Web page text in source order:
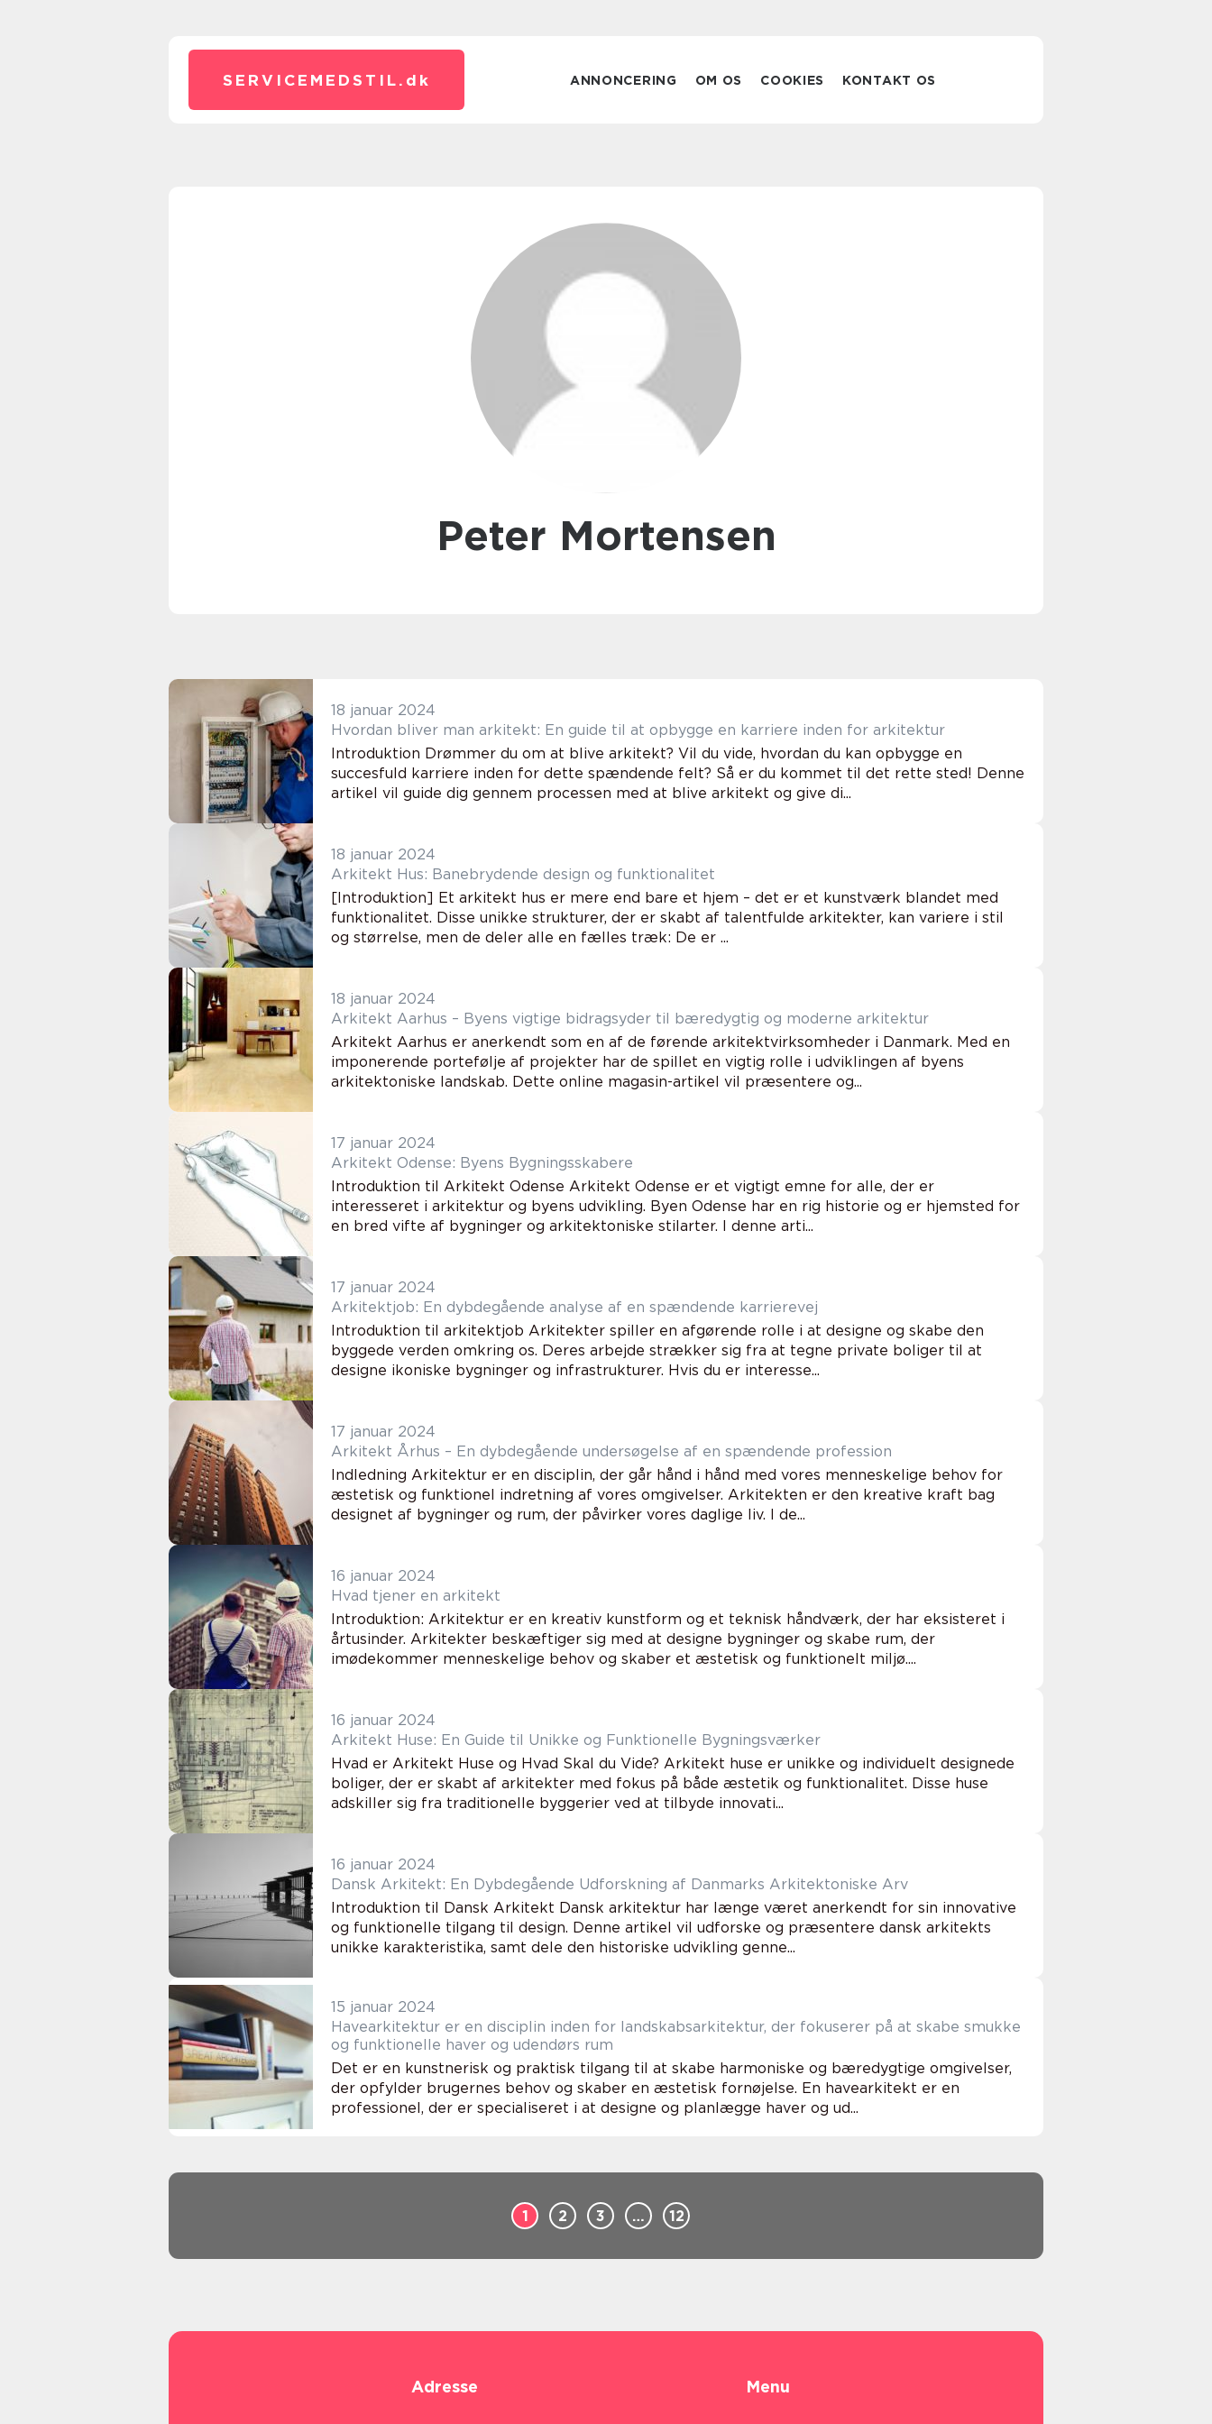
SERVICEMEDSTIL. dk ANNONCERING OM OS COOKIES KONTAKT OS
Peter Mortensen
18 januar 2024
Hvordan bliver man arkitekt: En guide til at opbygge en karriere inden for arkitektur
Introduktion Drømmer du om at blive arkitekt? Vil du vide, hvordan du kan opbygge en
succesfuld karriere inden for dette spændende felt? Så er du kommet til det rette sted! Denne
artikel vil guide dig gennem processen med at blive arkitekt og give di...
18 januar 2024
Arkitekt Hus: Banebrydende design og funktionalitet
[Introduktion] Et arkitekt hus er mere end bare et hjem – det er et kunstværk blandet med
funktionalitet. Disse unikke strukturer, der er skabt af talentfulde arkitekter, kan variere i stil
og størrelse, men de deler alle en fælles træk: De er ...
18 januar 2024
Arkitekt Aarhus – Byens vigtige bidragsyder til bæredygtig og moderne arkitektur
Arkitekt Aarhus er anerkendt som en af de førende arkitektvirksomheder i Danmark. Med en
imponerende portefølje af projekter har de spillet en vigtig rolle i udviklingen af byens
arkitektoniske landskab. Dette online magasin-artikel vil præsentere og...
17 januar 2024
Arkitekt Odense: Byens Bygningsskabere
Introduktion til Arkitekt Odense Arkitekt Odense er et vigtigt emne for alle, der er
interesseret i arkitektur og byens udvikling. Byen Odense har en rig historie og er hjemsted for
en bred vifte af bygninger og arkitektoniske stilarter. I denne arti...
17 januar 2024
Arkitektjob: En dybdegående analyse af en spændende karrierevej
Introduktion til arkitektjob Arkitekter spiller en afgørende rolle i at designe og skabe den
byggede verden omkring os. Deres arbejde strækker sig fra at tegne private boliger til at
designe ikoniske bygninger og infrastrukturer. Hvis du er interesse...
17 januar 2024
Arkitekt Århus – En dybdegående undersøgelse af en spændende profession
Indledning Arkitektur er en disciplin, der går hånd i hånd med vores menneskelige behov for
æstetisk og funktionel indretning af vores omgivelser. Arkitekten er den kreative kraft bag
designet af bygninger og rum, der påvirker vores daglige liv. I de...
16 januar 2024
Hvad tjener en arkitekt
Introduktion: Arkitektur er en kreativ kunstform og et teknisk håndværk, der har eksisteret i
årtusinder. Arkitekter beskæftiger sig med at designe bygninger og skabe rum, der
imødekommer menneskelige behov og skaber et æstetisk og funktionelt miljø....
16 januar 2024
Arkitekt Huse: En Guide til Unikke og Funktionelle Bygningsværker
Hvad er Arkitekt Huse og Hvad Skal du Vide? Arkitekt huse er unikke og individuelt designede
boliger, der er skabt af arkitekter med fokus på både æstetik og funktionalitet. Disse huse
adskiller sig fra traditionelle byggerier ved at tilbyde innovati...
16 januar 2024
Dansk Arkitekt: En Dybdegående Udforskning af Danmarks Arkitektoniske Arv
Introduktion til Dansk Arkitekt Dansk arkitektur har længe været anerkendt for sin innovative
og funktionelle tilgang til design. Denne artikel vil udforske og præsentere dansk arkitekts
unikke karakteristika, samt dele den historiske udvikling genne...
15 januar 2024
Havearkitektur er en disciplin inden for landskabsarkitektur, der fokuserer på at skabe smukke
og funktionelle haver og udendørs rum
Det er en kunstnerisk og praktisk tilgang til at skabe harmoniske og bæredygtige omgivelser,
der opfylder brugernes behov og skaber en æstetisk fornøjelse. En havearkitekt er en
professionel, der er specialiseret i at designe og planlægge haver og ud...
1 2 3 … 12
Adresse Menu